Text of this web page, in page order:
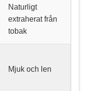
Naturligt
extraherat från
tobak
Mjuk och len